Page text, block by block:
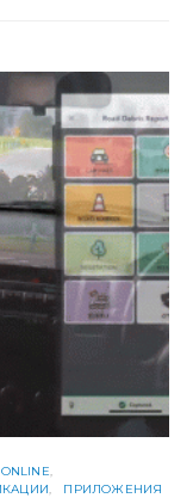
ПРИЛОЖЕНИЯ